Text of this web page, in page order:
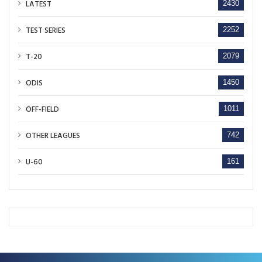
LATEST 2430
TEST SERIES 2252
T-20 2079
ODIS 1450
OFF-FIELD 1011
OTHER LEAGUES 742
U-60 161